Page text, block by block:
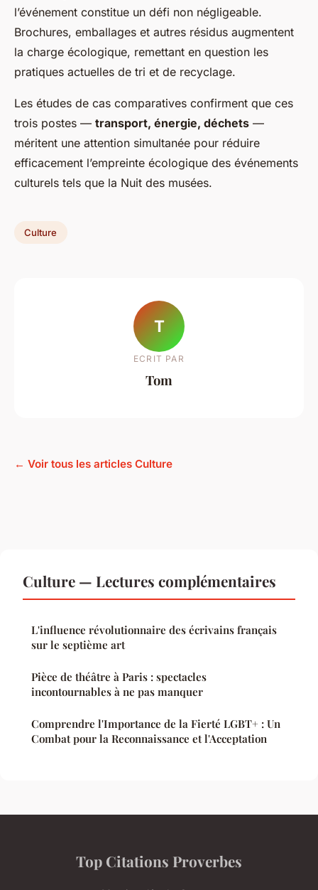
l’événement constitue un défi non négligeable.
Brochures, emballages et autres résidus augmentent
la charge écologique, remettant en question les
pratiques actuelles de tri et de recyclage.
Les études de cas comparatives confirment que ces
trois postes — transport, énergie, déchets —
méritent une attention simultanée pour réduire
efficacement l’empreinte écologique des événements
culturels tels que la Nuit des musées.
Culture
T
ECRIT PAR
Tom
← Voir tous les articles Culture
Culture — Lectures complémentaires
L'influence révolutionnaire des écrivains français
sur le septième art
Pièce de théâtre à Paris : spectacles
incontournables à ne pas manquer
Comprendre l'Importance de la Fierté LGBT+ : Un
Combat pour la Reconnaissance et l'Acceptation
Top Citations Proverbes